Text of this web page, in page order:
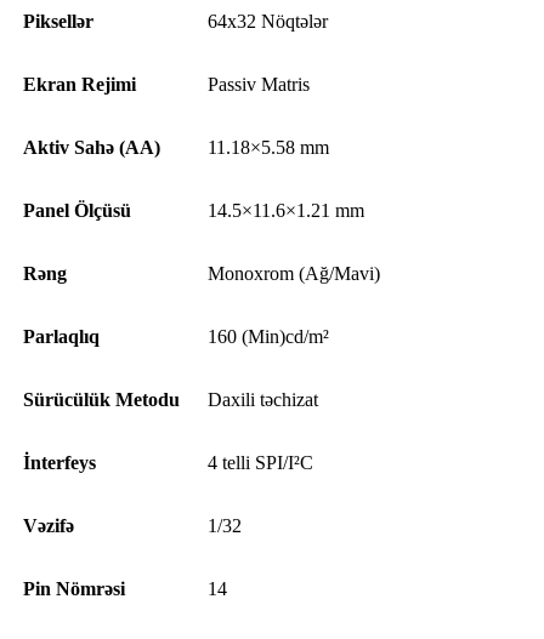
Piksellər 64x32 Nöqtələr
Ekran Rejimi Passiv Matris
Aktiv Sahə (AA) 11.18×5.58 mm
Panel Ölçüsü 14.5×11.6×1.21 mm
Rəng Monoxrom (Ağ/Mavi)
Parlaqlıq 160 (Min)cd/m²
Sürücülük Metodu Daxili təchizat
İnterfeys 4 telli SPI/I²C
Vəzifə 1/32
Pin Nömrəsi 14